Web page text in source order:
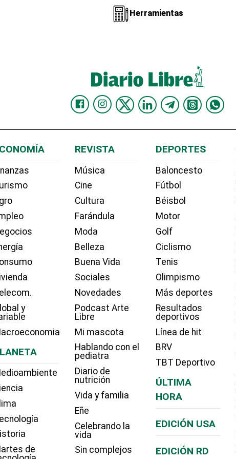
Herramientas
y
de
REVISTA
Música
Cine
Cultura
Farándula
Moda
Belleza
Buena Vida
Sociales
Novedades
Podcast Arte
Libre
Mi mascota
Hablando con el
pediatra
Diario de
nutrición
Vida y familia
Eñe
Celebrando la
vida
Sin complejos
DEPORTES
Baloncesto
Fútbol
Béisbol
Motor
Golf
Ciclismo
Tenis
Olimpismo
Más deportes
Resultados
deportivos
Línea de hit
BRV
TBT Deportivo
ÚLTIMA
HORA
EDICIÓN USA
EDICIÓN RD